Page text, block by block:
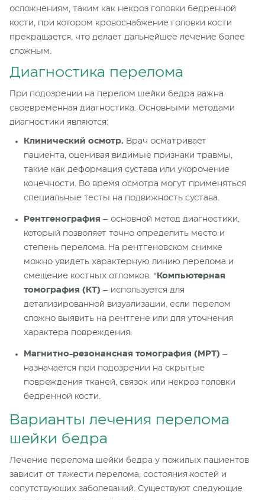
осложнениям, таким как некроз головки бедренной
кости, при котором кровоснабжение головки кости
прекращается, что делает дальнейшее лечение более
сложным.
Диагностика перелома
При подозрении на перелом шейки бедра важна
своевременная диагностика. Основными методами
диагностики являются:
Клинический осмотр. Врач осматривает
пациента, оценивая видимые признаки травмы,
такие как деформация сустава или укорочение
конечности. Во время осмотра могут применяться
специальные тесты на подвижность сустава.
Рентгенография – основной метод диагностики,
который позволяет точно определить место и
степень перелома. На рентгеновском снимке
можно увидеть характерную линию перелома и
смещение костных отломков. * Компьютерная
томография (КТ) – используется для
детализированной визуализации, если перелом
сложно выявить на рентгене или для уточнения
характера повреждения.
Магнитно-резонансная томография (МРТ) –
назначается при подозрении на скрытые
повреждения тканей, связок или некроз головки
бедренной кости.
Варианты лечения перелома
шейки бедра
Лечение перелома шейки бедра у пожилых пациентов
зависит от тяжести перелома, состояния костей и
сопутствующих заболеваний. Существуют следующие